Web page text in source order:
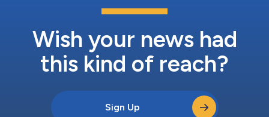
Wish your news had
this kind of reach?
Sign Up